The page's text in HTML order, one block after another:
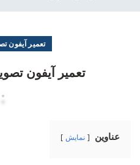
تعمیر آیفون
تعمیر آیفون
عناوین نمایش